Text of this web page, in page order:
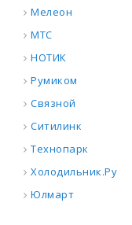
Мелеон
МТС
НОТИК
Румиком
Связной
Ситилинк
Технопарк
Холодильник.Ру
Юлмарт